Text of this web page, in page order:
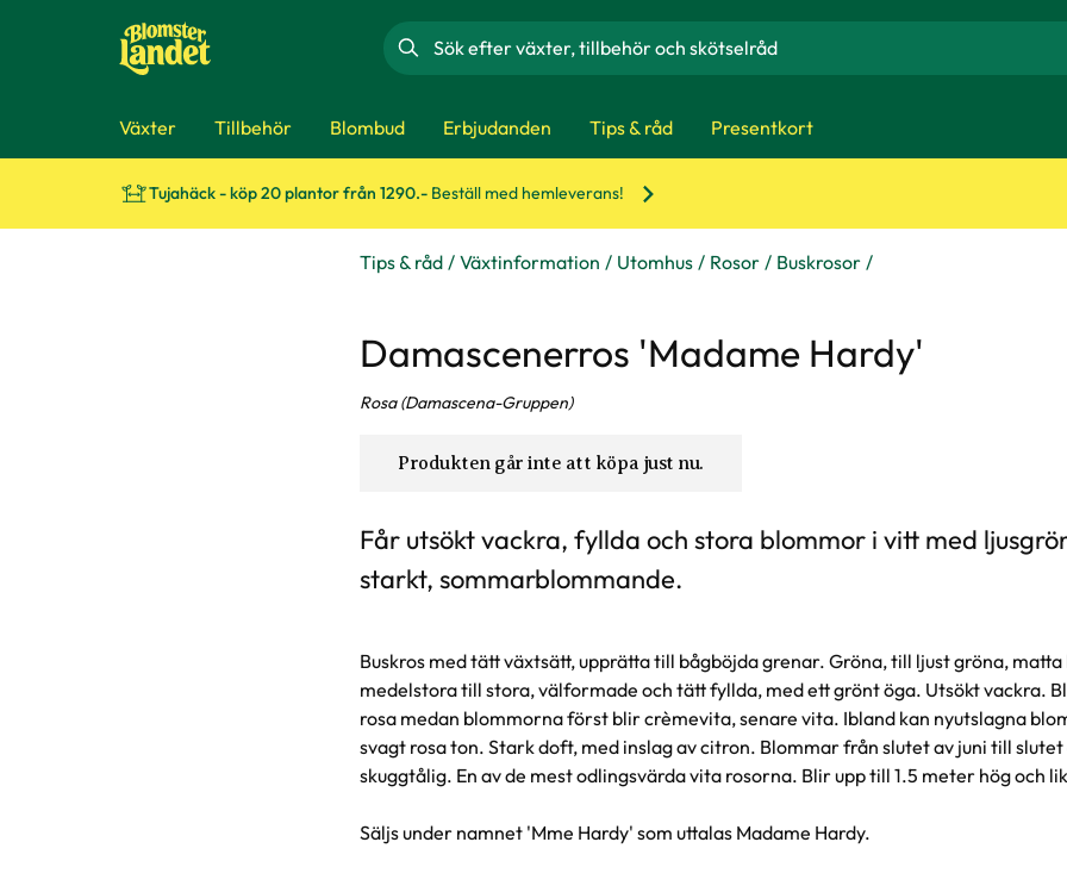
Sök
Växter Tillbehör Blombud Erbjudanden Tips & råd Presentkort
Tujahäck - köp 20 plantor från 1290.- Beställ med hemleverans!
Tips & råd Växtinformation Utomhus Rosor Buskrosor
Damascenerros 'Madame Hardy'
Rosa (Damascena-Gruppen)
Produkten går inte att köpa just nu.
Får utsökt vackra, fyllda och stora blommor i vitt med
starkt, sommarblommande.
Buskros med tätt växtsätt, upprätta till bågböjda grenar. Gröna, till ljust gröna,
medelstora till stora, välformade och tätt fyllda, med ett grönt öga. Utsökt vackra.
rosa medan blommorna först blir crèmevita, senare vita. Ibland kan nyutslagna
svagt rosa ton. Stark doft, med inslag av citron. Blommar från slutet av juni till slutet
skuggtålig. En av de mest odlingsvärda vita rosorna. Blir upp till 1.5 meter hög och
Säljs under namnet 'Mme Hardy' som uttalas Madame Hardy.